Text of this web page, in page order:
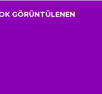
GÖRÜNTÜLENEN